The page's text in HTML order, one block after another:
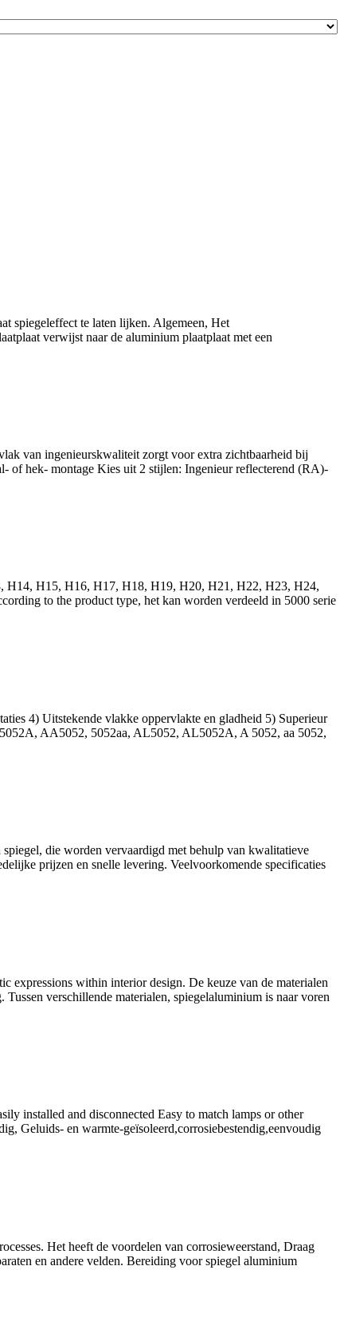
spiegeleffect te laten lijken. Algemeen, Het
verwijst naar de aluminium plaatplaat met een
van ingenieurskwaliteit zorgt voor extra zichtbaarheid bij
of hek- montage Kies uit 2 stijlen: Ingenieur reflecterend (RA)-
H14, H15, H16, H17, H18, H19, H20, H21, H22, H23, H24,
to the product type, het kan worden verdeeld in 5000 serie
4) Uitstekende vlakke oppervlakte en gladheid 5) Superieur
AA5052, 5052aa, AL5052, AL5052A, A 5052, aa 5052,
die worden vervaardigd met behulp van kwalitatieve
prijzen en snelle levering. Veelvoorkomende specificaties
expressions within interior design. De keuze van de materialen
verschillende materialen, spiegelaluminium is naar voren
installed and disconnected Easy to match lamps or other
Geluids- en warmte-geïsoleerd,corrosiebestendig,eenvoudig
. Het heeft de voordelen van corrosieweerstand, Draag
en andere velden. Bereiding voor spiegel aluminium